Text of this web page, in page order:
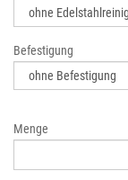
Befestigung
Menge